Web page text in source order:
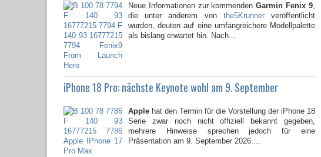
Neue Informationen zur kommendenGarmin Fenix 9
die unter anderem von the5Krunnerveröffentlicht
wurden, deuten auf eine umfangreichere Modellpalette
als bislang erwartet hin. Nach...
iPhone 18 Pro: nächste Keynote wohl am 9. September
Apple hat den Termin für die Vorstellung der iPhone 18
Serie zwar noch nicht offiziell bekannt gegeben,
mehrere Hinweise sprechen jedoch für eine
Präsentation am 9. September 2026....